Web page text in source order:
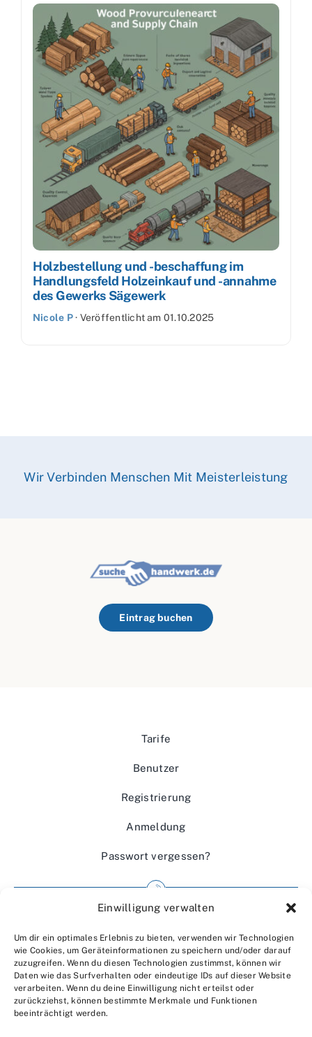
Einwilligung verwalten
Um dir ein optimales Erlebnis zu bieten, verwenden wir Technologien
wie Cookies, um Geräteinformationen zu speichern und/oder darauf
zuzugreifen. Wenn du diesen Technologien zustimmst, können wir
Daten wie das Surfverhalten oder eindeutige IDs auf dieser Website
verarbeiten. Wenn du deine Einwilligung nicht erteilst oder
zurückziehst, können bestimmte Merkmale und Funktionen
beeinträchtigt werden.
Holzbestellung und -beschaffung im
Handlungsfeld Holzeinkauf und -annahme
des Gewerks Sägewerk
Nicole P· Veröffentlicht am 01.10.2025
Wir Verbinden Menschen Mit Meisterleistung
Eintrag buchen
Tarife
Benutzer
Registrierung
Anmeldung
Passwort vergessen?
Wir über uns
Kontakt
Datenschutzerklärung